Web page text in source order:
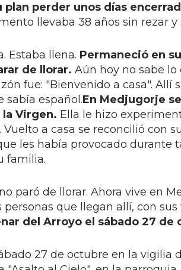
plan perder unos días
llevaba 38 años sin rezar
Estaba llena. Permaneció en
de llorar. Aún hoy no sabe lo
fue: "Bienvenido a casa". Allí
sabía español.En Medjugorje
Virgen. Ella le hizo
Vuelto a casa se reconcilió con
les había provocado durante
familia.
paró de llorar. Ahora vive en
personas que llegan allí, con
del Arroyo el sábado 27 de
27 de octubre en la vigilia